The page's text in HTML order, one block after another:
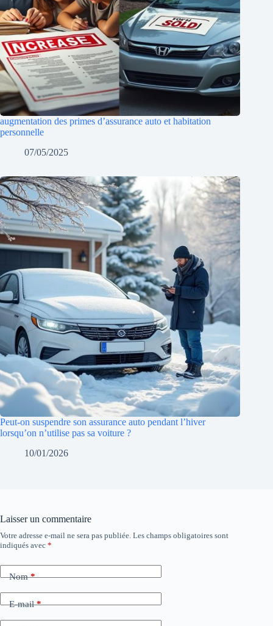
augmentation des primes d’assurance auto et habitation
personnelle
07/05/2025
Peut-on suspendre son assurance auto pendant l’hiver
lorsqu’on n’utilise pas sa voiture ?
10/01/2026
Laisser un commentaire
Votre adresse e-mail ne sera pas publiée. Les champs obligatoires sont
indiqués avec *
Nom*
E-mail*